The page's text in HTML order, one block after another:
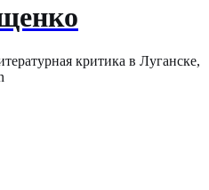
критика в Луганске,